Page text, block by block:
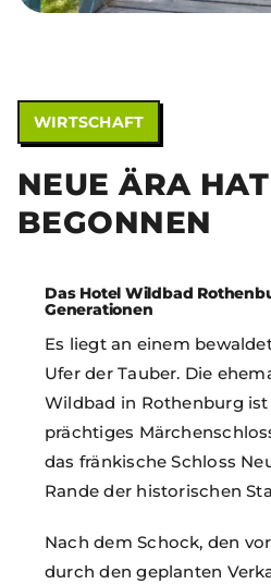
WIRTSCHAFT
NEUE ÄRA HAT
BEGONNEN
Das Hotel Wildbad
Generationen
Es liegt an einem
Ufer der Tauber. Die
Wildbad in Rothenburg
prächtiges
das fränkische Schloss
Rande der historischen
Nach dem Schock, den
durch den geplanten